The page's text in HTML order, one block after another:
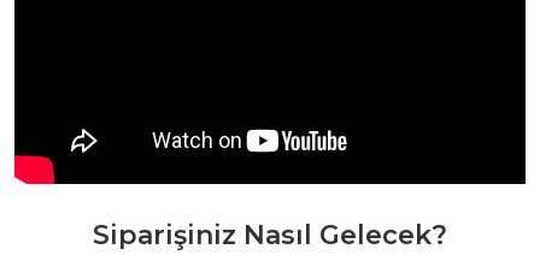
Siparişiniz Nasıl Gelecek?